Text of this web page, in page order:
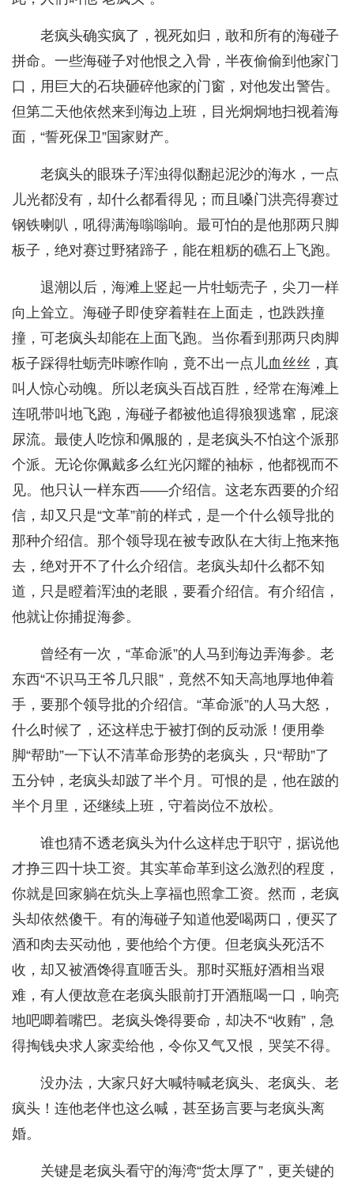
老疯头确实疯了，视死如归，敢和所有的海碰子
拼命。一些海碰子对他恨之入骨，半夜偷偷到他家门
口，用巨大的石块砸碎他家的门窗，对他发出警告。
但第二天他依然来到海边上班，目光炯炯地扫视着海
面，“誓死保卫”国家财产。
老疯头的眼珠子浑浊得似翻起泥沙的海水，一点
儿光都没有，却什么都看得见；而且嗓门洪亮得赛过
钢铁喇叭，吼得满海嗡嗡响。最可怕的是他那两只脚
板子，绝对赛过野猪蹄子，能在粗粝的礁石上飞跑。
退潮以后，海滩上竖起一片牡蛎壳子，尖刀一样
向上耸立。海碰子即使穿着鞋在上面走，也跌跌撞
撞，可老疯头却能在上面飞跑。当你看到那两只肉脚
板子踩得牡蛎壳咔嚓作响，竟不出一点儿血丝丝，真
叫人惊心动魄。所以老疯头百战百胜，经常在海滩上
连吼带叫地飞跑，海碰子都被他追得狼狈逃窜，屁滚
尿流。最使人吃惊和佩服的，是老疯头不怕这个派那
个派。无论你佩戴多么红光闪耀的袖标，他都视而不
见。他只认一样东西——介绍信。这老东西要的介绍
信，却又只是“文革”前的样式，是一个什么领导批的
那种介绍信。那个领导现在被专政队在大街上拖来拖
去，绝对开不了什么介绍信。老疯头却什么都不知
道，只是瞪着浑浊的老眼，要看介绍信。有介绍信，
他就让你捕捉海参。
曾经有一次，“革命派”的人马到海边弄海参。老
东西“不识马王爷几只眼”，竟然不知天高地厚地伸着
手，要那个领导批的介绍信。“革命派”的人马大怒，
什么时候了，还这样忠于被打倒的反动派！便用拳
脚“帮助”一下认不清革命形势的老疯头，只“帮助”了
五分钟，老疯头却跛了半个月。可恨的是，他在跛的
半个月里，还继续上班，守着岗位不放松。
谁也猜不透老疯头为什么这样忠于职守，据说他
才挣三四十块工资。其实革命革到这么激烈的程度，
你就是回家躺在炕头上享福也照拿工资。然而，老疯
头却依然傻干。有的海碰子知道他爱喝两口，便买了
酒和肉去买动他，要他给个方便。但老疯头死活不
收，却又被酒馋得直咂舌头。那时买瓶好酒相当艰
难，有人便故意在老疯头眼前打开酒瓶喝一口，响亮
地吧唧着嘴巴。老疯头馋得要命，却决不“收贿”，急
得掏钱央求人家卖给他，令你又气又恨，哭笑不得。
没办法，大家只好大喊特喊老疯头、老疯头、老
疯头！连他老伴也这么喊，甚至扬言要与老疯头离
婚。
关键是老疯头看守的海湾“货太厚了”，更关键的